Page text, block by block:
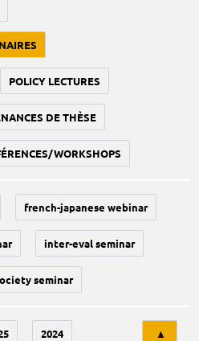
POLICY LECTURES
DE THÈSE
WORKSHOPS
french-japanese webinar
inter-eval seminar
seminar
2024 ▲